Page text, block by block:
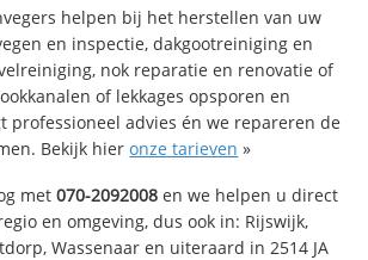
helpen bij het herstellen van uw
en inspectie, dakgootreiniging en
nok reparatie en renovatie of
of lekkages opsporen en
professioneel advies én we repareren de
Bekijk hieronze tarieven »
met070-2092008 en we helpen u direct
en omgeving, dus ook in: Rijswijk,
Wassenaar en uiteraard in 2514 JA